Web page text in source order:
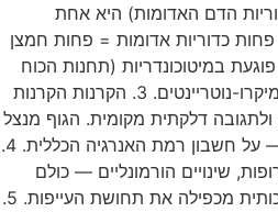
הדם האדומות) היא אחת
כדוריות אדומות = פחות חמצן
במיטוכונדריות (תחנות הכוח
של התאים) ומדלדלת מאגרי מיקרו-נוטריינטים. 3. הקרנות הקרנות
ולתגובה דלקתית מקומית. הגוף מנצל
אנרגיה רבה בתיקון הרקמות — על חשבון רמת האנרגיה הכללית. 4.
שינויים הורמונליים — כולם
מפריעים לשינה. ושינה לא-איכותית מכפילה את תחושת העייפות. 5.